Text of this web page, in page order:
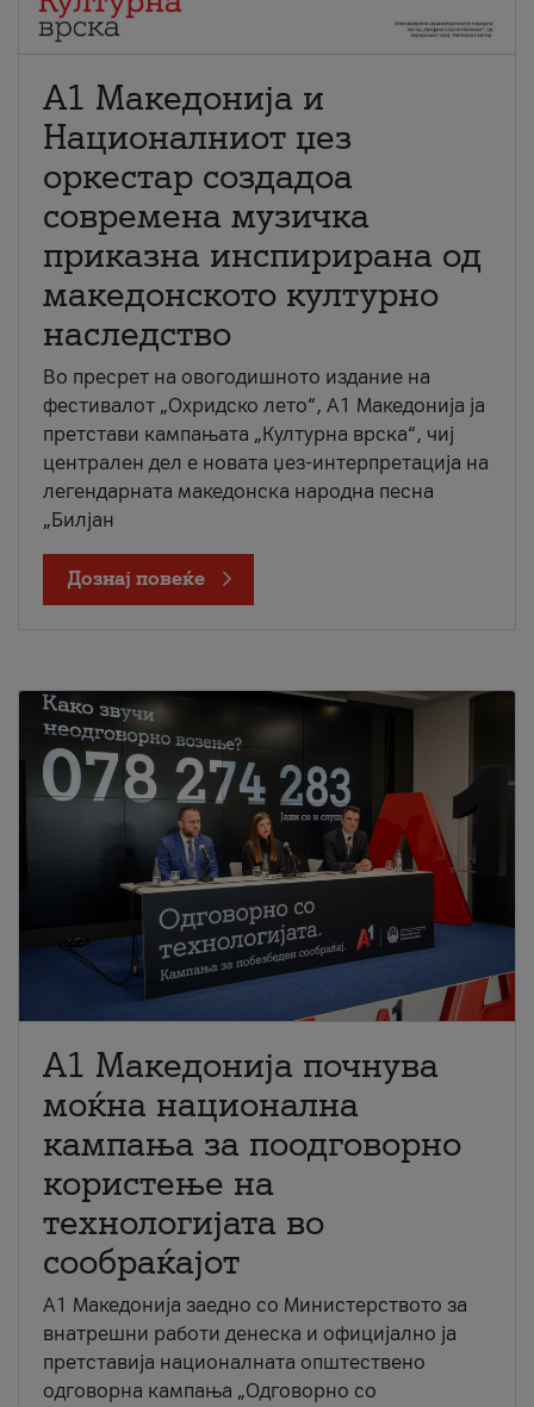
А1 Македонија и
Националниот џез
оркестар создадоа
современа музичка
приказна инспирирана од
македонското културно
наследство
Во пресрет на овогодишното издание на
фестивалот „Охридско лето“, А1 Македонија ја
претстави кампањата „Културна врска“, чиј
централен дел е новата џез-интерпретација на
легендарната македонска народна песна
„Билјан
Дознај повеќе
A1 Македонија почнува
моќна национална
кампања за поодговорно
користење на
технологијата во
сообраќајот
A1 Македонија заедно со Министерството за
внатрешни работи денеска и официјално ја
претставија националната општествено
одговорна кампања „Одговорно со